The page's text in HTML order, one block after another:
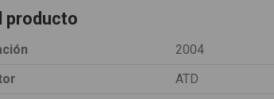
producto
2004
ATD